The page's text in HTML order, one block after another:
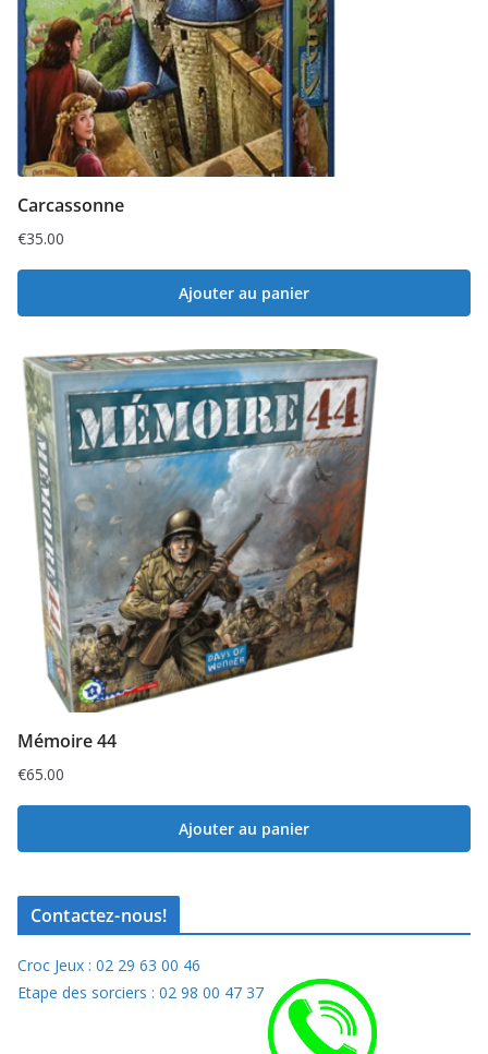
Carcassonne
€35.00
Ajouter au panier
Mémoire 44
€65.00
Ajouter au panier
Contactez-nous!
Croc Jeux : 02 29 63 00 46
Etape des sorciers : 02 98 00 47 37